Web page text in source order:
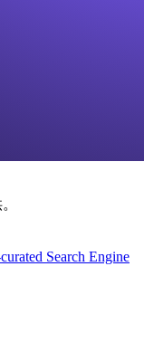
Search Engine